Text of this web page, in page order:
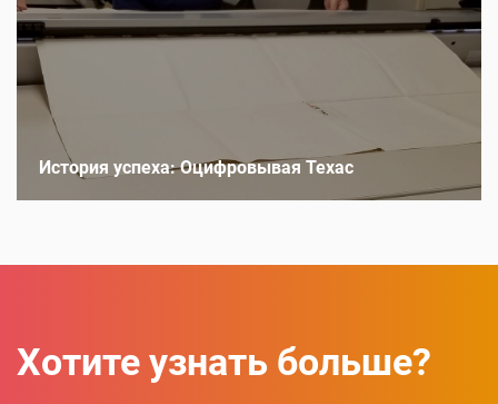
История успеха: Оцифровывая Техас
Хотите узнать больше?